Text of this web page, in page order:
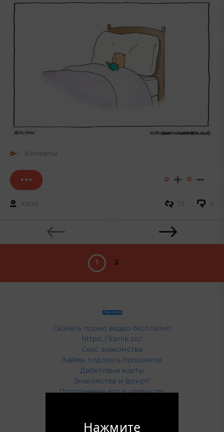
Комиксы
0 0
XaOS 0
15
1 2
Скачать порно видео бесплатно
https://karlik.cc/
Секс знакомства
Займы под ноль процентов
Дебетовые карты
Знакомства и флирт!
Пополнение игр и сервисов!
Нажмите